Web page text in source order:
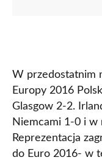
W przedostatnim
Europy 2016
Glasgow 2-2.
Niemcami 1-0 i w
Reprezentacja
do Euro 2016- w